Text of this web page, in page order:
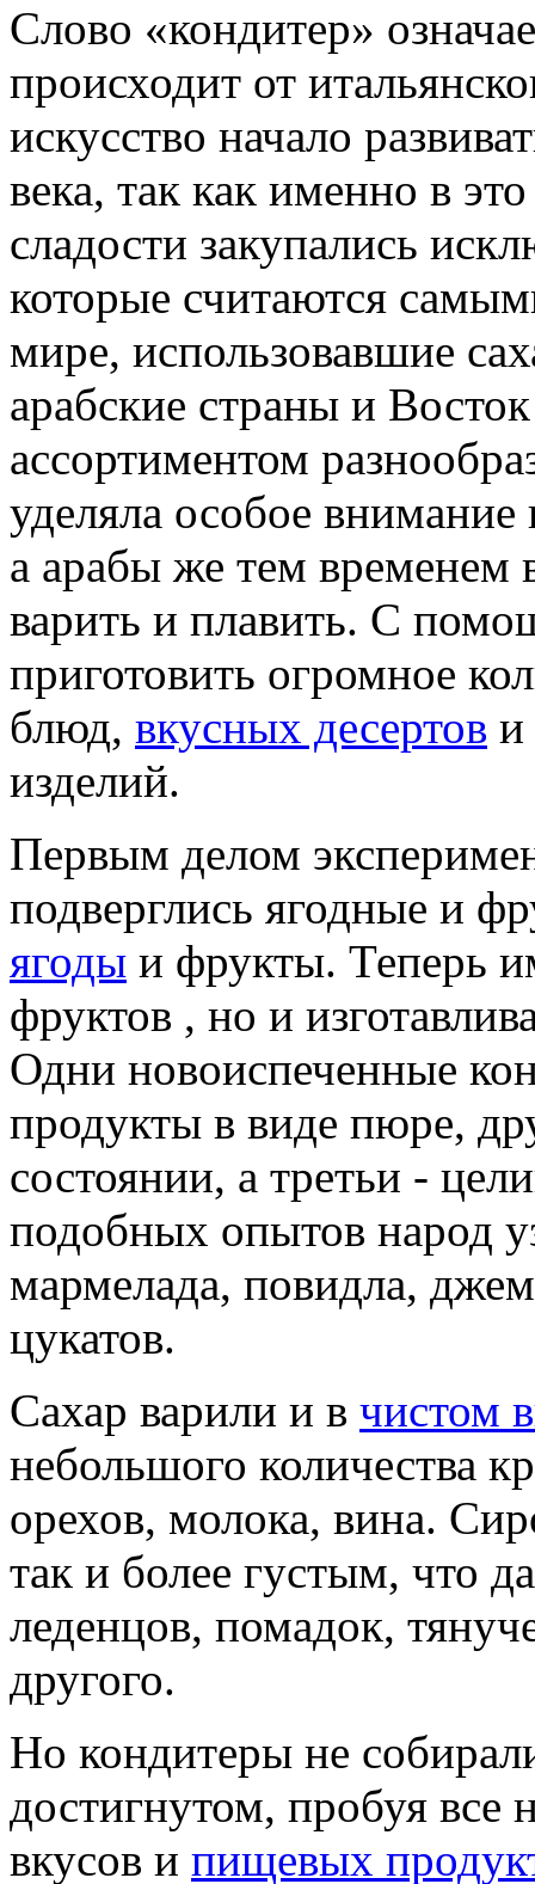
Слово «кондитер»
происходит от
искусство начало
века, так как именно в
сладости закупались
которые считаются
мире, использовавшие
арабские страны и
ассортиментом
уделяла особое
а арабы же тем временем
варить и плавить. С
приготовить огромное
блюд, вкусных десертов и
изделий.
Первым делом
подверглись ягодные и
ягоды и фрукты. Теперь
фруктов , но и
Одни новоиспеченные
продукты в виде пюре,
состоянии, а третьи -
подобных опытов народ
мармелада, повидла,
цукатов.
Сахар варили и в чистом
небольшого количества
орехов, молока, вина.
так и более густым, что
леденцов, помадок,
другого.
Но кондитеры не
достигнутом, пробуя все
вкусов и пищевых